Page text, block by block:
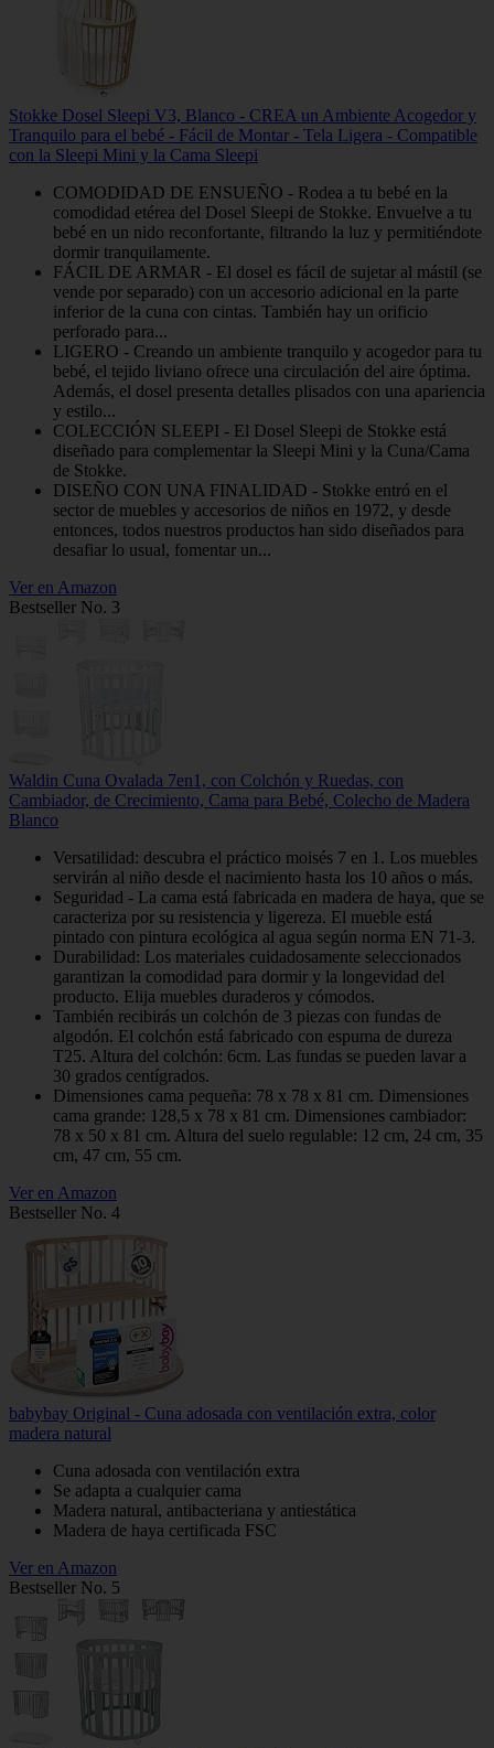
Stokke Dosel Sleepi V3, Blanco - CREA un Ambiente Acogedor y
Tranquilo para el bebé - Fácil de Montar - Tela Ligera - Compatible
con la Sleepi Mini y la Cama Sleepi
COMODIDAD DE ENSUEÑO - Rodea a tu bebé en la
comodidad etérea del Dosel Sleepi de Stokke. Envuelve a tu
bebé en un nido reconfortante, filtrando la luz y permitiéndote
dormir tranquilamente.
FÁCIL DE ARMAR - El dosel es fácil de sujetar al mástil (se
vende por separado) con un accesorio adicional en la parte
inferior de la cuna con cintas. También hay un orificio
perforado para...
LIGERO - Creando un ambiente tranquilo y acogedor para tu
bebé, el tejido liviano ofrece una circulación del aire óptima.
Además, el dosel presenta detalles plisados con una apariencia
y estilo...
COLECCIÓN SLEEPI - El Dosel Sleepi de Stokke está
diseñado para complementar la Sleepi Mini y la Cuna/Cama
de Stokke.
DISEÑO CON UNA FINALIDAD - Stokke entró en el
sector de muebles y accesorios de niños en 1972, y desde
entonces, todos nuestros productos han sido diseñados para
desafiar lo usual, fomentar un...
Ver en Amazon
Bestseller No. 3
Waldin Cuna Ovalada 7en1, con Colchón y Ruedas, con
Cambiador, de Crecimiento, Cama para Bebé, Colecho de Madera
Blanco
Versatilidad: descubra el práctico moisés 7 en 1. Los muebles
servirán al niño desde el nacimiento hasta los 10 años o más.
Seguridad - La cama está fabricada en madera de haya, que se
caracteriza por su resistencia y ligereza. El mueble está
pintado con pintura ecológica al agua según norma EN 71-3.
Durabilidad: Los materiales cuidadosamente seleccionados
garantizan la comodidad para dormir y la longevidad del
producto. Elija muebles duraderos y cómodos.
También recibirás un colchón de 3 piezas con fundas de
algodón. El colchón está fabricado con espuma de dureza
T25. Altura del colchón: 6cm. Las fundas se pueden lavar a
30 grados centígrados.
Dimensiones cama pequeña: 78 x 78 x 81 cm. Dimensiones
cama grande: 128,5 x 78 x 81 cm. Dimensiones cambiador:
78 x 50 x 81 cm. Altura del suelo regulable: 12 cm, 24 cm, 35
cm, 47 cm, 55 cm.
Ver en Amazon
Bestseller No. 4
babybay Original - Cuna adosada con ventilación extra, color
madera natural
Cuna adosada con ventilación extra
Se adapta a cualquier cama
Madera natural, antibacteriana y antiestática
Madera de haya certificada FSC
Ver en Amazon
Bestseller No. 5